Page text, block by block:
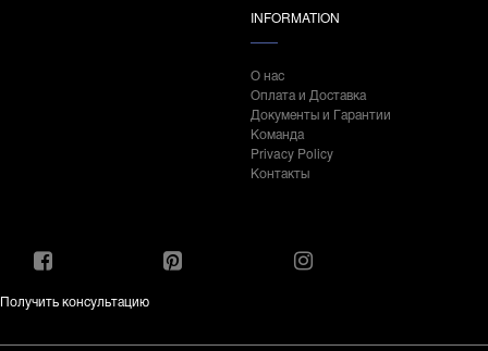
INFORMATION
О нас
Оплата и Доставка
Документы и Гарантии
Команда
Privacy Policy
Контакты
Получить консультацию